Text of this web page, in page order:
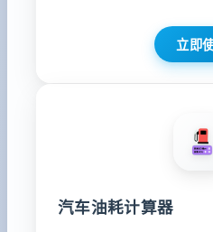
立即
汽车油耗计算器